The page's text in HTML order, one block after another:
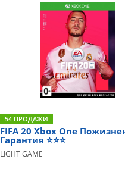
54 ПРОДАЖИ
FIFA 20 Xbox One
Гарантия ⭐⭐⭐
LIGHT GAME